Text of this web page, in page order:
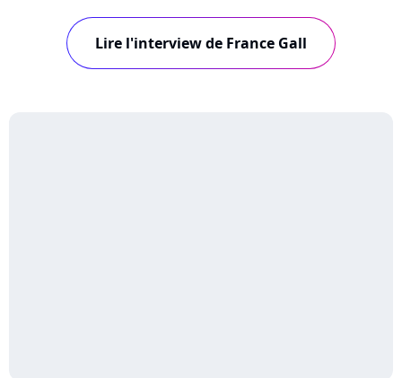
replonge dans ses souvenirs, 35 ans après
avoir enregistré cette chanson qui lui est chère.
Lire l'interview de France Gall